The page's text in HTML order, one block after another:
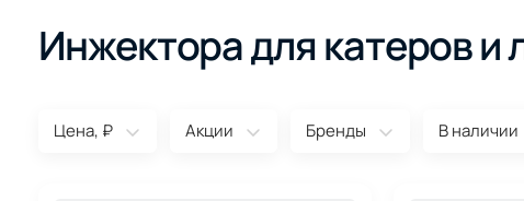
Инжектора для катеров
Цена, ₽ Акции Бренды В наличии